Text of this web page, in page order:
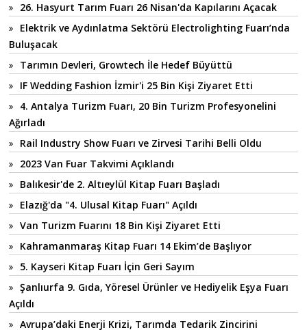
26. Hasyurt Tarım Fuarı 26 Nisan'da Kapılarını Açacak
Elektrik ve Aydınlatma Sektörü Electrolighting Fuarı’nda
Buluşacak
Tarımın Devleri, Growtech İle Hedef Büyüttü
IF Wedding Fashion İzmir'i 25 Bin Kişi Ziyaret Etti
4. Antalya Turizm Fuarı, 20 Bin Turizm Profesyonelini
Ağırladı
Rail Industry Show Fuarı ve Zirvesi Tarihi Belli Oldu
2023 Van Fuar Takvimi Açıklandı
Balıkesir'de 2. Altıeylül Kitap Fuarı Başladı
Elazığ'da "4. Ulusal Kitap Fuarı" Açıldı
Van Turizm Fuarını 18 Bin Kişi Ziyaret Etti
Kahramanmaraş Kitap Fuarı 14 Ekim’de Başlıyor
5. Kayseri Kitap Fuarı İçin Geri Sayım
Şanlıurfa 9. Gıda, Yöresel Ürünler ve Hediyelik Eşya Fuarı
Açıldı
Avrupa’daki Enerji Krizi, Tarımda Tedarik Zincirini